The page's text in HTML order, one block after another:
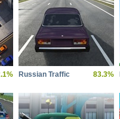
Russian Traffic 83.3%